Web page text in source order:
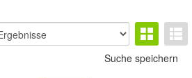
Suche speichern